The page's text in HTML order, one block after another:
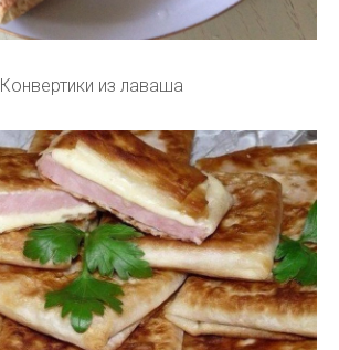
Конвертики из лаваша